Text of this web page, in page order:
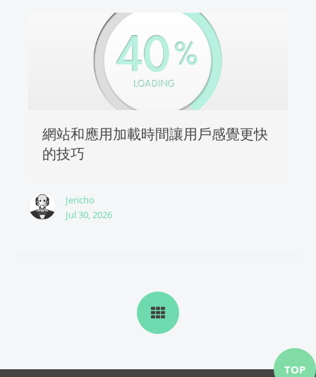
網站和應用加載時間讓用戶感覺更快
的技巧
Jericho
Jul 30, 2026
TOP